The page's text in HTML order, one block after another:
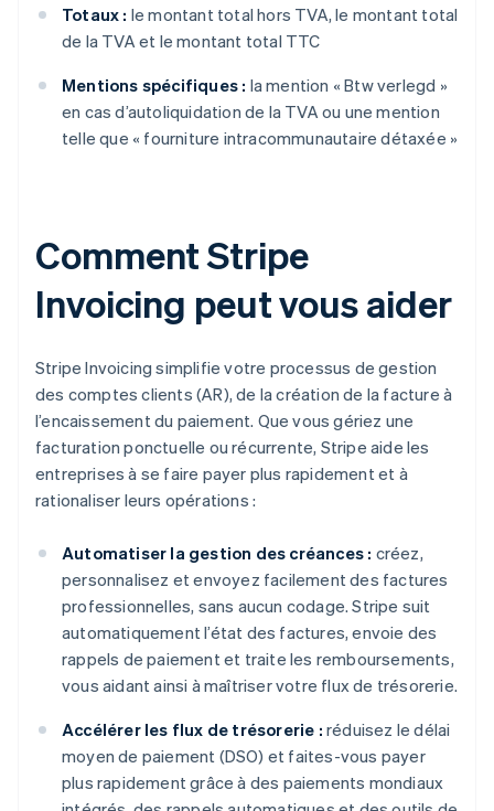
Totaux : le montant total hors TVA, le montant total
de la TVA et le montant total TTC
Mentions spécifiques : la mention « Btw verlegd »
en cas d’autoliquidation de la TVA ou une mention
telle que « fourniture intracommunautaire détaxée »
Comment Stripe
Invoicing peut vous aider
Stripe Invoicing simplifie votre processus de gestion
des comptes clients (AR), de la création de la facture à
l’encaissement du paiement. Que vous gériez une
facturation ponctuelle ou récurrente, Stripe aide les
entreprises à se faire payer plus rapidement et à
rationaliser leurs opérations :
Automatiser la gestion des créances : créez,
personnalisez et envoyez facilement des factures
professionnelles, sans aucun codage. Stripe suit
automatiquement l’état des factures, envoie des
rappels de paiement et traite les remboursements,
vous aidant ainsi à maîtriser votre flux de trésorerie.
Accélérer les flux de trésorerie : réduisez le délai
moyen de paiement (DSO) et faites-vous payer
plus rapidement grâce à des paiements mondiaux